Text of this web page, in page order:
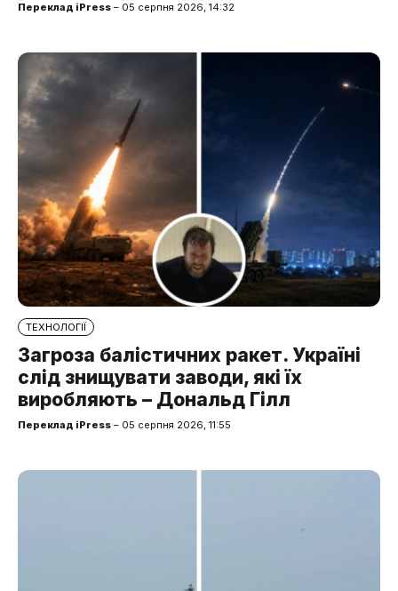
Переклад iPress – 05 серпня 2026, 14:32
ТЕХНОЛОГІЇ
Загроза балістичних ракет. Україні
слід знищувати заводи, які їх
виробляють – Дональд Гілл
Переклад iPress – 05 серпня 2026, 11:55